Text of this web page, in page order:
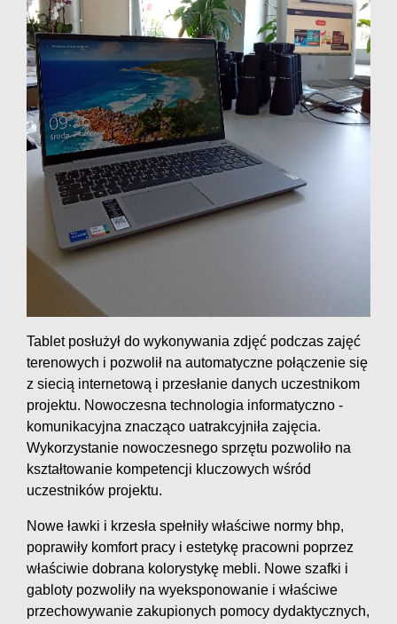
Tablet posłużył do wykonywania zdjęć podczas zajęć
terenowych i pozwolił na automatyczne połączenie się
z siecią internetową i przesłanie danych uczestnikom
projektu. Nowoczesna technologia informatyczno -
komunikacyjna znacząco uatrakcyjniła zajęcia.
Wykorzystanie nowoczesnego sprzętu pozwoliło na
kształtowanie kompetencji kluczowych wśród
uczestników projektu.
Nowe ławki i krzesła spełniły właściwe normy bhp,
poprawiły komfort pracy i estetykę pracowni poprzez
właściwie dobrana kolorystykę mebli. Nowe szafki i
gabloty pozwoliły na wyeksponowanie i właściwe
przechowywanie zakupionych pomocy dydaktycznych,